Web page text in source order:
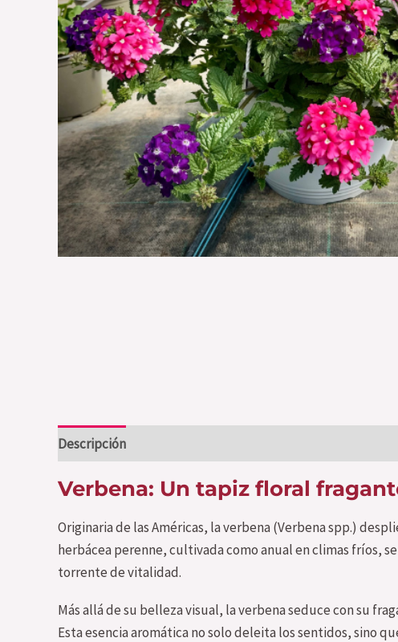
Descripción
Verbena: Un tapiz floral
Originaria de las Américas, la verbena (Verbena spp.)
herbácea perenne, cultivada como anual en climas fríos,
torrente de vitalidad.
Más allá de su belleza visual, la verbena seduce con su
Esta esencia aromática no solo deleita los sentidos, sino